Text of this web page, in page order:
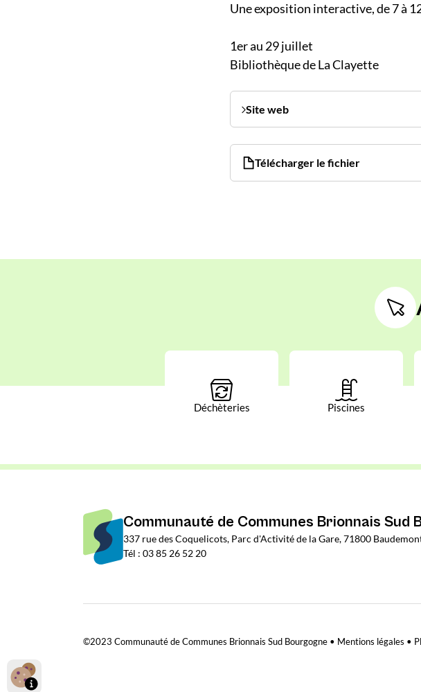
Une exposition interactive, de 7 à
1er au 29 juillet
Bibliothèque de La Clayette
Site web
Télécharger le fichier
Déchèteries Piscines
Communauté de Communes Brionnais Sud
337 rue des Coquelicots, Parc d'Activité de la Gare, 71800
Tél : 03 85 26 52 20
©2023 Communauté de Communes Brionnais Sud Bourgogne • Mentions légales •